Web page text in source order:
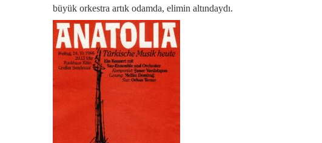
büyük orkestra artık odamda, elimin altındaydı.